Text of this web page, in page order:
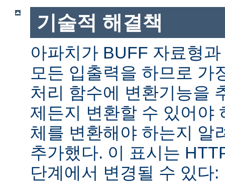
기술적 해결책
아파치가 BUFF 자료형
모든 입출력을 하므로 가
처리 함수에 변환기능을
제든지 변환할 수 있어야
체를 변환해야 하는지 알
추가했다. 이 표시는
단계에서 변경될 수 있다: